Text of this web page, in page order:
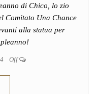
di Chico, lo zio
Comitato Una Chance
alla statua per
Off